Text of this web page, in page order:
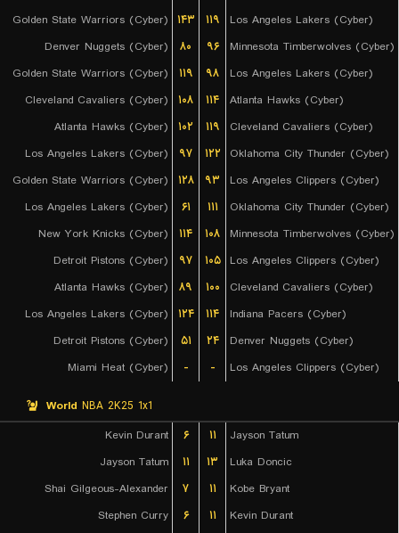
Golden State Warriors (Cyber)
۱۴۳ ۱۱۹
Los Angeles Lakers (Cyber)
Denver Nuggets (Cyber)
۸۰ ۹۶
Minnesota Timberwolves (Cyber)
Golden State Warriors (Cyber)
۱۱۹ ۹۸
Los Angeles Lakers (Cyber)
Cleveland Cavaliers (Cyber)
۱۰۸ ۱۱۴
Atlanta Hawks (Cyber)
Atlanta Hawks (Cyber)
۱۰۲ ۱۱۹
Cleveland Cavaliers (Cyber)
Los Angeles Lakers (Cyber)
۹۷ ۱۲۲
Oklahoma City Thunder (Cyber)
Golden State Warriors (Cyber)
۱۲۸ ۹۳
Los Angeles Clippers (Cyber)
Los Angeles Lakers (Cyber)
۶۱ ۱۱۱
Oklahoma City Thunder (Cyber)
New York Knicks (Cyber)
۱۱۴ ۱۰۸
Minnesota Timberwolves (Cyber)
Detroit Pistons (Cyber)
۹۷ ۱۰۵
Los Angeles Clippers (Cyber)
Atlanta Hawks (Cyber)
۸۹ ۱۰۰
Cleveland Cavaliers (Cyber)
Los Angeles Lakers (Cyber)
۱۲۴ ۱۱۴
Indiana Pacers (Cyber)
Detroit Pistons (Cyber)
۵۱ ۲۴
Denver Nuggets (Cyber)
Miami Heat (Cyber)
- - Los Angeles Clippers (Cyber)
World NBA 2K25 1x1
Kevin Durant
۶ ۱۱
Jayson Tatum
Jayson Tatum
۱۱ ۱۳
Luka Doncic
Shai Gilgeous-Alexander
۷ ۱۱
Kobe Bryant
Stephen Curry
۶ ۱۱
Kevin Durant